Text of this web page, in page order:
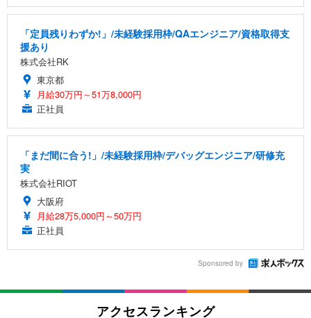
「定員残りわずか!」/未経験採用枠/QAエンジニア/資格取得支
援あり
株式会社RK
東京都
月給30万円～51万8,000円
正社員
「まだ間に合う!」/未経験採用枠/デバッグエンジニア/研修充
実
株式会社RIOT
大阪府
月給28万5,000円～50万円
正社員
Sponsored by
アクセスランキング